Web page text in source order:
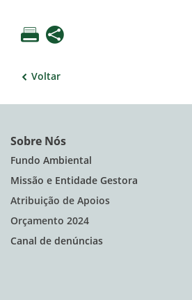
Voltar
Sobre Nós
Fundo Ambiental
Missão e Entidade Gestora
Atribuição de Apoios
Orçamento 2024
Canal de denúncias